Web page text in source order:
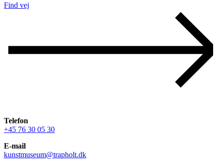
Find vej
Telefon
+45 76 30 05 30
E-mail
kunstmuseum@trapholt.dk